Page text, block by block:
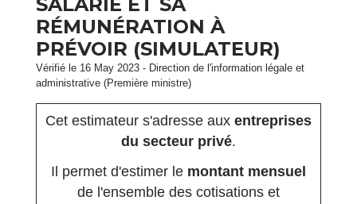
RÉMUNÉRATION À
PRÉVOIR (SIMULATEUR)
Vérifié le 16 May 2023 - Direction de l'information légale et
administrative (Première ministre)
Cet estimateur s'adresse aux entreprises
du secteur privé.
Il permet d'estimer le montant mensuel
de l'ensemble des cotisations et